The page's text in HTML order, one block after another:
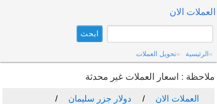
العملات الان
الرئيسية تحويل العملات
ملاحظة : اسعار العملات غير محدثة
العملات الان دولار جزر سليمان